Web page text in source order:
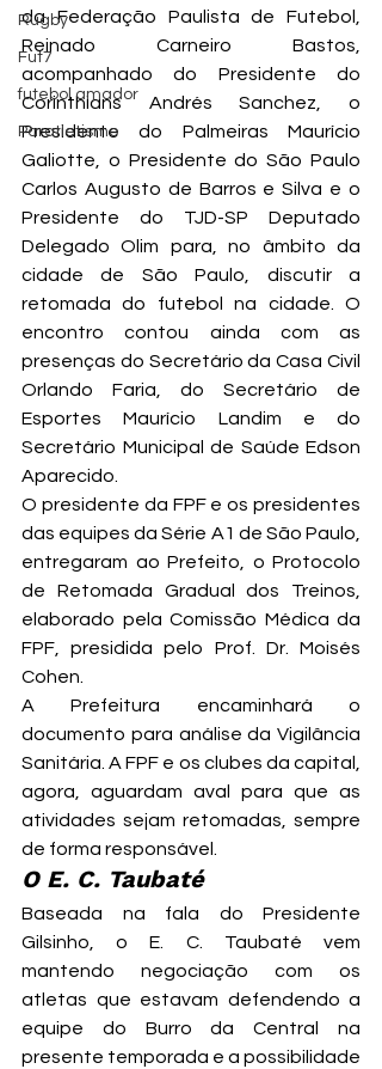
Rugby
Fut7
futebol amador
Paratletismo
da Federação Paulista de Futebol,
Reinado Carneiro Bastos,
acompanhado do Presidente do
Corinthians Andrés Sanchez, o
Presidente do Palmeiras Maurício
Galiotte, o Presidente do São Paulo
Carlos Augusto de Barros e Silva e o
Presidente do TJD-SP Deputado
Delegado Olim para, no âmbito da
cidade de São Paulo, discutir a
retomada do futebol na cidade. O
encontro contou ainda com as
presenças do Secretário da Casa Civil
Orlando Faria, do Secretário de
Esportes Maurício Landim e do
Secretário Municipal de Saúde Edson
Aparecido.
O presidente da FPF e os presidentes
das equipes da Série A1 de São Paulo,
entregaram ao Prefeito, o Protocolo
de Retomada Gradual dos Treinos,
elaborado pela Comissão Médica da
FPF, presidida pelo Prof. Dr. Moisés
Cohen.
A Prefeitura encaminhará o
documento para análise da Vigilância
Sanitária. A FPF e os clubes da capital,
agora, aguardam aval para que as
atividades sejam retomadas, sempre
de forma responsável.
O E. C. Taubaté
Baseada na fala do Presidente
Gilsinho, o E. C. Taubaté vem
mantendo negociação com os
atletas que estavam defendendo a
equipe do Burro da Central na
presente temporada e a possibilidade